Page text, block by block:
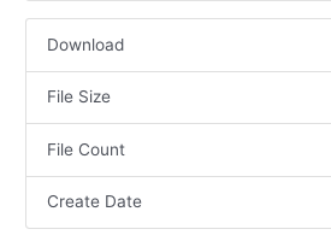
Download
File Size
File Count
Create Date